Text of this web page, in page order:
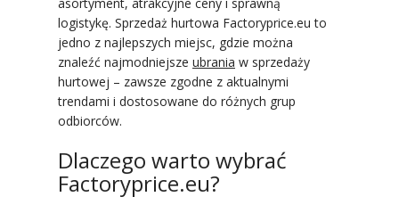
logistykę. Sprzedaż hurtowa Factoryprice.eu to
jedno z najlepszych miejsc, gdzie można
znaleźć najmodniejsze ubrania w sprzedaży
hurtowej – zawsze zgodne z aktualnymi
trendami i dostosowane do różnych grup
odbiorców.
Dlaczego warto wybrać
Factoryprice.eu?